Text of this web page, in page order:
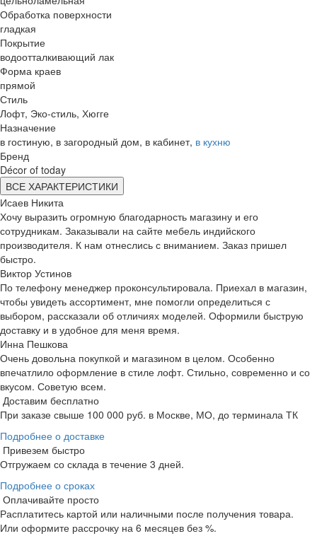
Обработка поверхности
гладкая
Покрытие
водоотталкивающий лак
Форма краев
прямой
Стиль
Лофт, Эко-стиль, Хюгге
Назначение
в гостиную, в загородный дом, в кабинет, в кухню
Бренд
Décor of today
ВСЕ ХАРАКТЕРИСТИКИ
Исаев Никита
Хочу выразить огромную благодарность магазину и его
сотрудникам. Заказывали на сайте мебель индийского
производителя. К нам отнеслись с вниманием. Заказ пришел
быстро.
Виктор Устинов
По телефону менеджер проконсультировала. Приехал в магазин,
чтобы увидеть ассортимент, мне помогли определиться с
выбором, рассказали об отличиях моделей. Оформили быструю
доставку и в удобное для меня время.
Инна Пешкова
Очень довольна покупкой и магазином в целом. Особенно
впечатлило оформление в стиле лофт. Стильно, современно и со
вкусом. Советую всем.
Доставим бесплатно
При заказе свыше 100 000 руб. в Москве, МО, до терминала ТК
Подробнее о доставке
Привезем быстро
Отгружаем со склада в течение 3 дней.
Подробнее о сроках
Оплачивайте просто
Расплатитесь картой или наличными после получения товара.
Или оформите рассрочку на 6 месяцев без %.